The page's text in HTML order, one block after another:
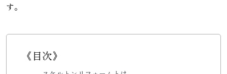
す。
《目次》